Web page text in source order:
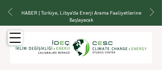
HABER | Türkiye, Libya'da Enerji Arama Faaliyetlerine
Başlayacak